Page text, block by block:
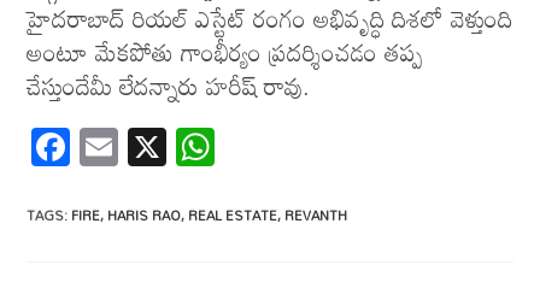
హైదరాబాద్ రియల్ ఎస్టేట్ రంగం అభివృద్ధి దిశలో వెళ్తుంది
అంటూ మేకపోతు గాంభీర్యం ప్రదర్శించడం తప్ప
చేస్తుందేమీ లేదన్నారు హరీష్‌ రావు.
F
ac
e
E
m
ail
X
at
TAGS:FIRE,HARIS RAO,REAL ESTATE,REVANTH